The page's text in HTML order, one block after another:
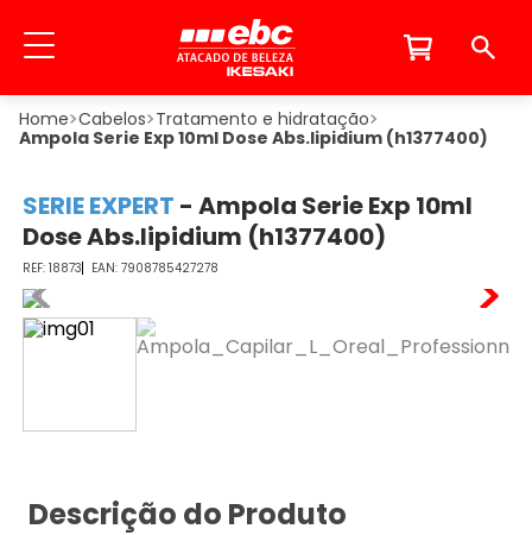
Cabelos Tratamento e hidratação
Ampola Serie Exp 10ml Dose Abs.lipidium (h1377400)
SERIE EXPERT - Ampola Serie Exp 10ml
Dose Abs.lipidium (h1377400)
18873 7908785427278
Descrição do Produto